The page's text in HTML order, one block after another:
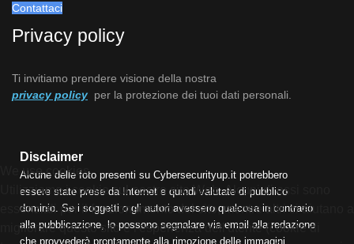
Contattaci
Privacy policy
Ti invitiamo prendere visione della nostra
privacy policy per la protezione dei tuoi dati personali.
Disclaimer
Alcune delle foto presenti su Cybersecurityup.it potrebbero
essere state prese da Internet e quindi valutate di pubblico
dominio. Se i soggetti o gli autori avessero qualcosa in contrario
alla pubblicazione, lo possono segnalare via email alla redazione
che provvederà prontamente alla rimozione delle immagini
We use cookies
Utilizziamo i cookie sul nostro sito Web. Alcuni di essi sono
essenziali per il funzionamento del sito, mentre altri ci aiutano a
migliorare questo sito e l'esperienza dell'utente (cookie di